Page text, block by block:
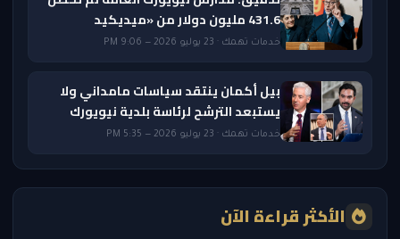
431.6 مليون دولار من «ميديكيد
خدمات تهمك · 23 يوليو 2026 — 9:06 PM
بيل أكمان ينتقد سياسات مامداني ولا
يستبعد الترشح لرئاسة بلدية نيويورك
خدمات تهمك · 23 يوليو 2026 — 5:35 PM
الأكثر قراءة الآن